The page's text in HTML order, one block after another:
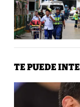
TE PUEDE